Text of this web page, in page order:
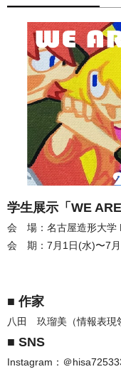
学生展示「WE
会 場：名古屋造形大学
会 期：7月1日(水)〜7
■ 作家
八田 玖瑠美 （情報表現
■ SNS
Instagram：＠